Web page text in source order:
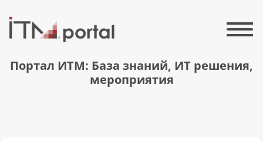
Портал ИТМ: База знаний, ИТ решения,
мероприятия